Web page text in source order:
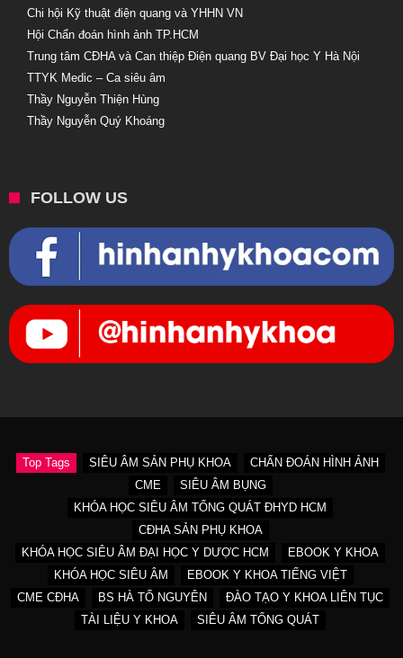
Chi hội Kỹ thuật điện quang và YHHN VN
Hội Chẩn đoán hình ảnh TP.HCM
Trung tâm CĐHA và Can thiệp Điện quang BV Đại học Y Hà Nội
TTYK Medic – Ca siêu âm
Thầy Nguyễn Thiện Hùng
Thầy Nguyễn Quý Khoáng
FOLLOW US
Top Tags SIÊU ÂM SẢN PHỤ KHOA
CHẨN ĐOÁN HÌNH ẢNH
CME
SIÊU ÂM BỤNG
KHÓA HỌC SIÊU ÂM TỔNG QUÁT ĐHYD HCM
CĐHA SẢN PHỤ KHOA
KHÓA HỌC SIÊU ÂM ĐẠI HỌC Y DƯỢC HCM
EBOOK Y KHOA
KHÓA HỌC SIÊU ÂM
EBOOK Y KHOA TIẾNG VIỆT
CME CĐHA
BS HÀ TỐ NGUYÊN
ĐÀO TẠO Y KHOA LIÊN TỤC
TÀI LIỆU Y KHOA
SIÊU ÂM TỔNG QUÁT